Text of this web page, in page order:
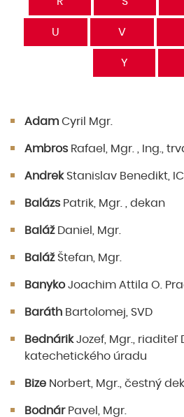
U V
Y
Adam Cyril Mgr.
Ambros Rafael, Mgr. , Ing.,
AndrekStanislav Benedikt,
Balázs Patrik, Mgr. , dekan
BalážDaniel, Mgr.
BalážŠtefan, Mgr.
BanykoJoachim Attila O.
Baráth Bartolomej, SVD
BednárikJozef, Mgr., riaditeľ
katechetického úradu
Bize Norbert, Mgr., čestný
BodnárPavel, Mgr.